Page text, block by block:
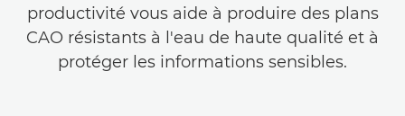
productivité vous aide à produire des plans
CAO résistants à l'eau de haute qualité et à
protéger les informations sensibles.